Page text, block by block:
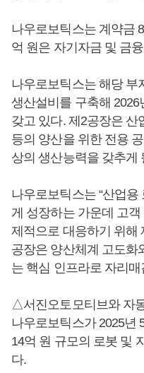
나우로보틱스는 계약금
억 원은 자기자금 및 금
나우로보틱스는 해당 부
생산설비를 구축해
갖고 있다. 제2공장은 산
등의 양산을 위한 전용
상의 생산능력을 갖추게
나우로보틱스는 “산업
게 성장하는 가운데 고
제적으로 대응하기 위해
공장은 양산체계 고도화
는 핵심 인프라로 자리
△서진오토모티브와 자
나우로보틱스가 2025년
14억 원 규모의 로봇 및
다.